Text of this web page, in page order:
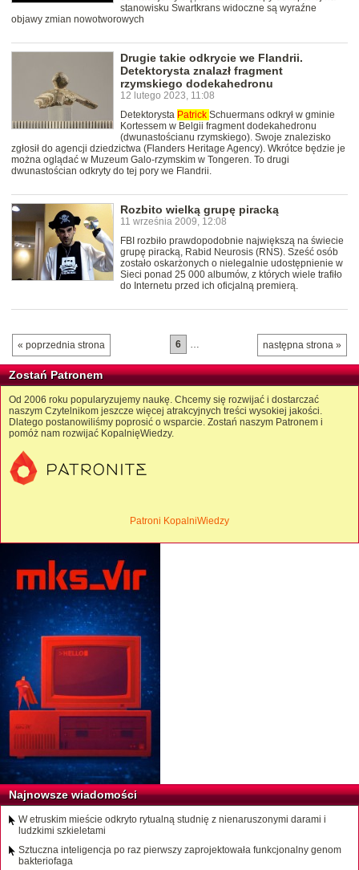
stanowisku Swartkrans widoczne są wyraźne
objawy zmian nowotworowych
Drugie takie odkrycie we Flandrii.
Detektorysta znalazł fragment
rzymskiego dodekahedronu
12 lutego 2023, 11:08
Detektorysta Patrick Schuermans odkrył w gminie
Kortessem w Belgii fragment dodekahedronu
(dwunastościanu rzymskiego). Swoje znalezisko
zgłosił do agencji dziedzictwa (Flanders Heritage Agency). Wkrótce będzie je
można oglądać w Muzeum Galo-rzymskim w Tongeren. To drugi
dwunastościan odkryty do tej pory we Flandrii.
Rozbito wielką grupę piracką
11 września 2009, 12:08
FBI rozbiło prawdopodobnie największą na świecie
grupę piracką, Rabid Neurosis (RNS). Sześć osób
zostało oskarżonych o nielegalnie udostępnienie w
Sieci ponad 25 000 albumów, z których wiele trafiło
do Internetu przed ich oficjalną premierą.
« poprzednia strona następna strona »
6 …
Zostań Patronem
Od 2006 roku popularyzujemy naukę. Chcemy się rozwijać i dostarczać
naszym Czytelnikom jeszcze więcej atrakcyjnych treści wysokiej jakości.
Dlatego postanowiliśmy poprosić o wsparcie. Zostań naszym Patronem i
pomóż nam rozwijać KopalnięWiedzy.
Patroni KopalniWiedzy
Najnowsze wiadomości
W etruskim mieście odkryto rytualną studnię z nienaruszonymi darami i
ludzkimi szkieletami
Sztuczna inteligencja po raz pierwszy zaprojektowała funkcjonalny genom
bakteriofaga